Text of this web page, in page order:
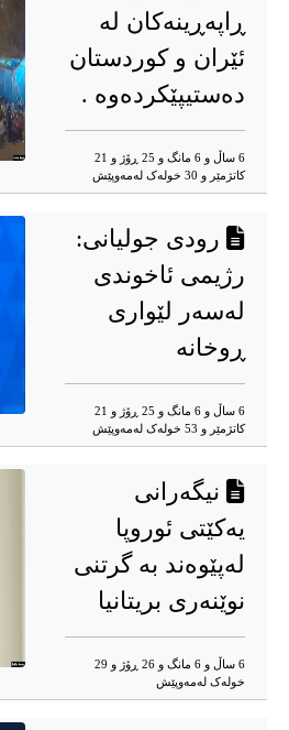
ڕاپەڕینەکان لە
ئێران و کوردستان
دەستیپێکردەوە .
6 ساڵ و 6 مانگ و 25 ڕۆژ و 21
کاتژمێر و 30 خوله‌ک له‌مه‌وپێش‌
رودی جولیانی:
رژیمی ئاخوندی
لەسەر لێواری
ڕوخانە
6 ساڵ و 6 مانگ و 25 ڕۆژ و 21
کاتژمێر و 53 خوله‌ک له‌مه‌وپێش‌
نیگەرانی
یەکێتی ئوروپا
لەپێوەند بە گرتنی
نوێنەری بریتانیا
6 ساڵ و 6 مانگ و 26 ڕۆژ و 29
خوله‌ک له‌مه‌وپێش‌